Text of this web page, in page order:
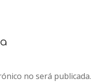
no será publicada.